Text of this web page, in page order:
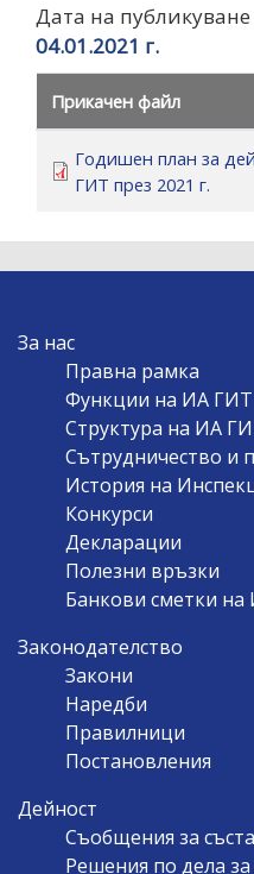
Дата на публикуване
04.01.2021 г.
Прикачен файл
Годишен план за
ГИТ през 2021 г.
NAVIGATION
За нас
Правна рамка
Функции на ИА ГИТ
Структура на ИА
Сътрудничество и
История на
Конкурси
Декларации
Полезни връзки
Банкови сметки
Законодателство
Закони
Наредби
Правилници
Постановления
Дейност
Съобщения за
Решения по дела за